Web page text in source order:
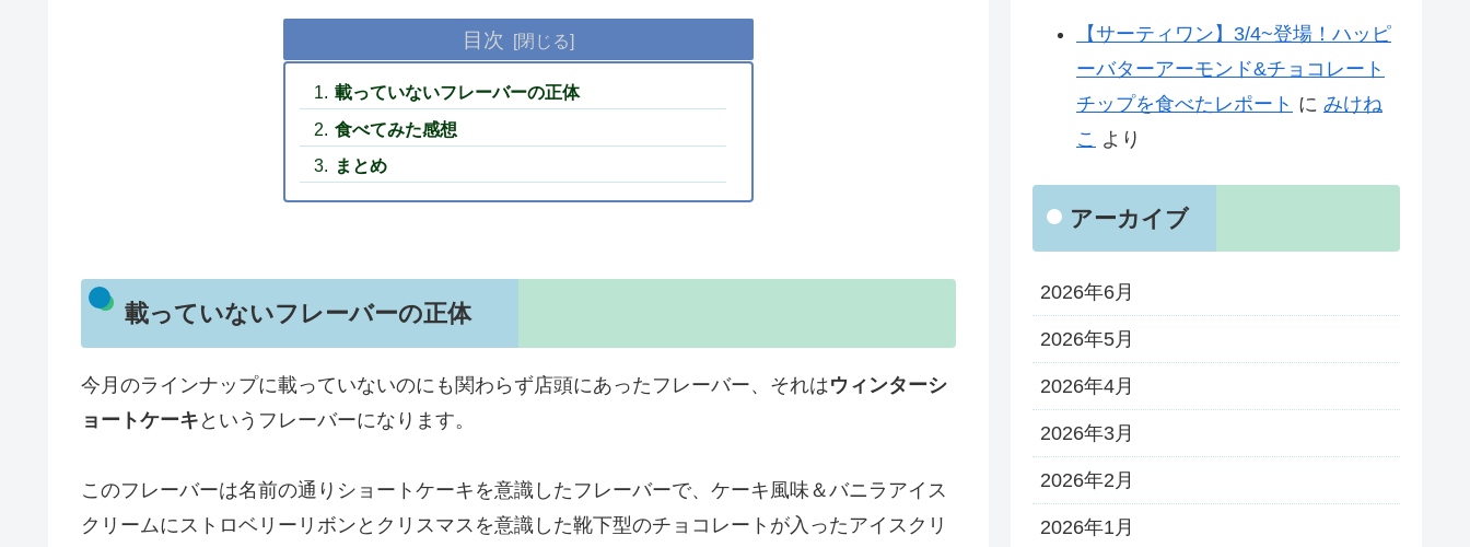
目次
載っていないフレーバーの正体
食べてみた感想
まとめ
載っていないフレーバーの正体
今月のラインナップに載っていないのにも関わらず店頭にあったフレーバー、それはウィンターシ
ョートケーキ というフレーバーになります。
このフレーバーは名前の通りショートケーキを意識したフレーバーで、ケーキ風味＆バニラアイス
クリームにストロベリーリボンとクリスマスを意識した靴下型のチョコレートが入ったアイスクリ
【サーティワン】3/4~登場！ハッピ
ーバターアーモンド&チョコレート
チップを食べたレポート に みけね
こ より
アーカイブ
2026年6月
2026年5月
2026年4月
2026年3月
2026年2月
2026年1月